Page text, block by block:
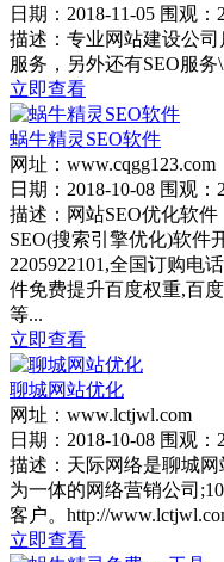
日期：2018-11-05 围观：
描述：专业网站建设公
服务，另外还有SEO服
立即查看
蜗牛精灵SEO软件
网址：www.cqgg123.com
日期：2018-10-08 围观：
描述：网站SEO优化软
SEO(搜索引擎优化)软件
2205922101,全国订购电
件免费提升百度权重,百
等...
立即查看
聊城网站优化
网址：www.lctjwl.com
日期：2018-10-08 围观：
描述：天际网络是聊城
为一体的网络营销公司
客户。http://
立即查看